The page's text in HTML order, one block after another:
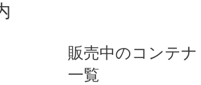
販売中のコンテナ
一覧